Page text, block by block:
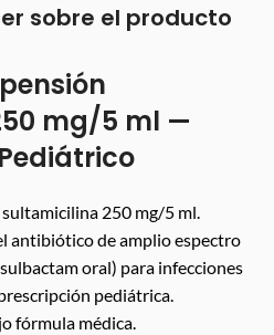
sobre el producto
mg/5 ml —
250 mg/5 ml.
antibiótico de amplio espectro
oral) para infecciones
pediátrica.
fórmula médica.